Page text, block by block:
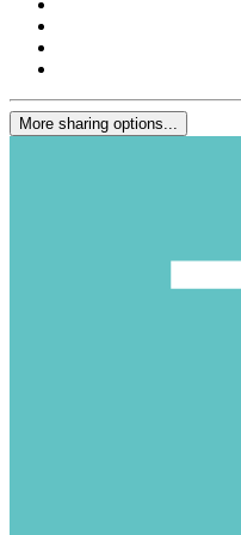
More sharing options...